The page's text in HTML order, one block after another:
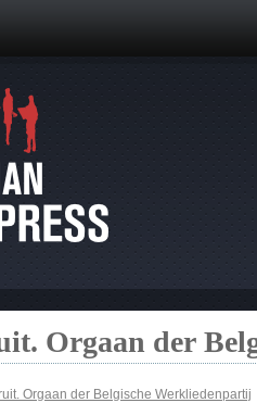
Orgaan der
Orgaan der Belgische Werkliedenpartij